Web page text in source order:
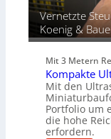
d
i
P
r
o
d
u
k
Vernetzte
Koenig &
Mit 3 Metern
Kompakte
Mit den
Portfolio um
die hohe
erfordern.